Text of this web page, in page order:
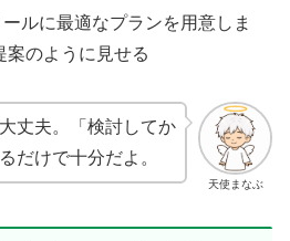
ールに最適なプランを用意しま
のように見せる
天使まなぶ
丈夫。「検討してか
だけで十分だよ。